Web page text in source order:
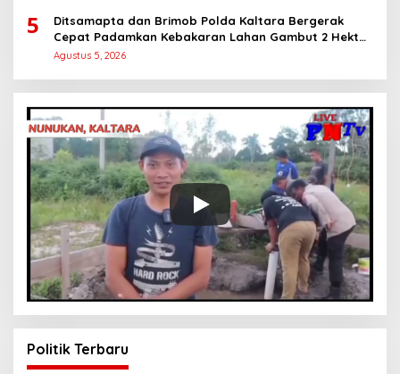
5
Ditsamapta dan Brimob Polda Kaltara Bergerak
Cepat Padamkan Kebakaran Lahan Gambut 2 Hektar
di Bulungan
Agustus 5, 2026
Politik Terbaru